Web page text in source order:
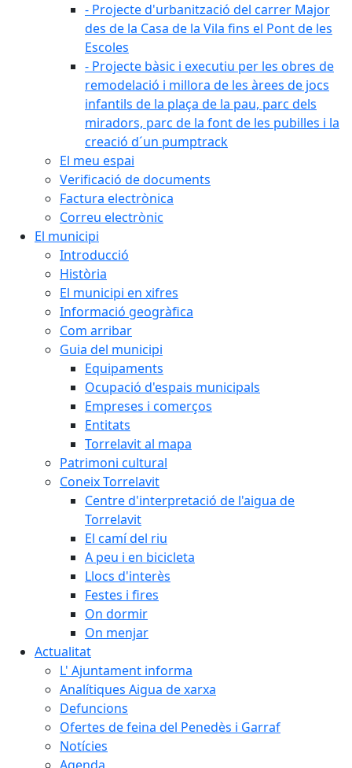
- Projecte d'urbanització del carrer Major
des de la Casa de la Vila fins el Pont de les
Escoles
- Projecte bàsic i executiu per les obres de
remodelació i millora de les àrees de jocs
infantils de la plaça de la pau, parc dels
miradors, parc de la font de les pubilles i la
creació d´un pumptrack
El meu espai
Verificació de documents
Factura electrònica
Correu electrònic
El municipi
Introducció
Història
El municipi en xifres
Informació geogràfica
Com arribar
Guia del municipi
Equipaments
Ocupació d'espais municipals
Empreses i comerços
Entitats
Torrelavit al mapa
Patrimoni cultural
Coneix Torrelavit
Centre d'interpretació de l'aigua de
Torrelavit
El camí del riu
A peu i en bicicleta
Llocs d'interès
Festes i fires
On dormir
On menjar
Actualitat
L' Ajuntament informa
Analítiques Aigua de xarxa
Defuncions
Ofertes de feina del Penedès i Garraf
Notícies